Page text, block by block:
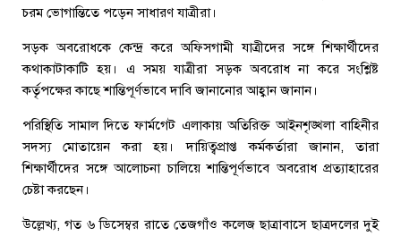
চরম ভোগান্তিতে পড়েন সাধারণ যাত্রীরা।
সড়ক অবরোধকে কেন্দ্র করে অফিসগামী যাত্রীদের সঙ্গে শিক্ষার্থীদের
কথাকাটাকাটি হয়। এ সময় যাত্রীরা সড়ক অবরোধ না করে সংশ্লিষ্ট
কর্তৃপক্ষের কাছে শান্তিপূর্ণভাবে দাবি জানানোর আহ্বান জানান।
পরিস্থিতি সামাল দিতে ফার্মগেট এলাকায় অতিরিক্ত আইনশৃঙ্খলা বাহিনীর
সদস্য মোতায়েন করা হয়। দায়িত্বপ্রাপ্ত কর্মকর্তারা জানান, তারা
শিক্ষার্থীদের সঙ্গে আলোচনা চালিয়ে শান্তিপূর্ণভাবে অবরোধ প্রত্যাহারের
চেষ্টা করছেন।
উল্লেখ্য, গত ৬ ডিসেম্বর রাতে তেজগাঁও কলেজ ছাত্রাবাসে ছাত্রদলের দুই